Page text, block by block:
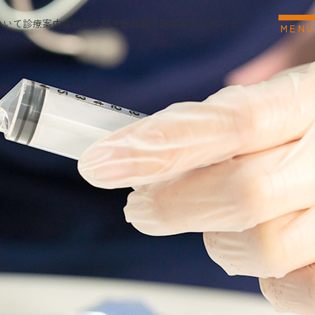
いて診療案内症状から探す 医師紹介 医院紹介 お知らせ M ENU